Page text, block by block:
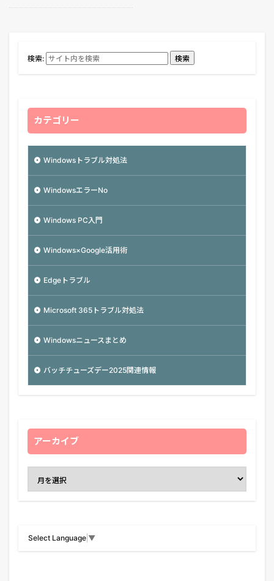
検索: 検索
カテゴリー
Windowsトラブル対処法
WindowsエラーNo
Windows PC入門
Windows×Google活用術
Edgeトラブル
Microsoft 365トラブル対処法
Windowsニュースまとめ
バッチチューズデー2025関連情報
アーカイブ
Select Language ▼